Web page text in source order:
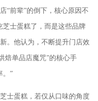
前辈”的倒下，核心原因不
芝士蛋糕了，而是这些品牌
。他认为，不断提升门店效
焙单品店魔咒”的核心手
。”
蛋糕，若仅从口味的角度